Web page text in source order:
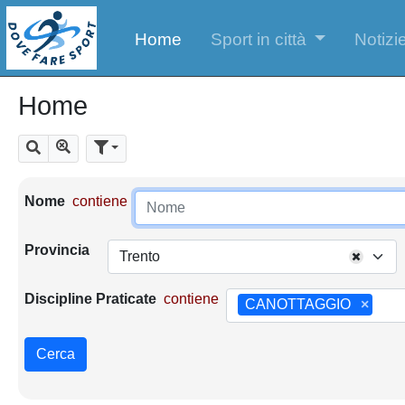
Home Sport in città
Home
Cerca Mostra tutti i risultati
Parametri di ricerca
Nome contiene
Provincia Trento
Discipline Praticate contiene ×
CANOTTAGGIO
Cerca